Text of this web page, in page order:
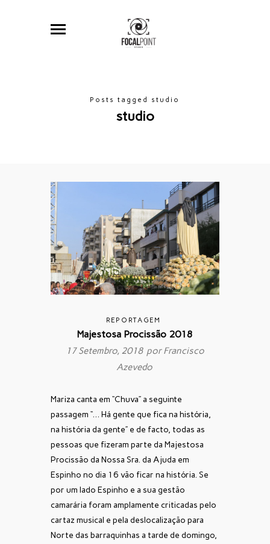
Posts tagged studio
studio
REPORTAGEM
Majestosa Procissão 2018
17 Setembro, 2018 porFrancisco
Azevedo
Mariza canta em “Chuva” a seguinte
passagem “… Há gente que fica na história,
na história da gente” e de facto, todas as
pessoas que fizeram parte da Majestosa
Procissão da Nossa Sra. da Ajuda em
Espinho no dia 16 vão ficar na história. Se
por um lado Espinho e a sua gestão
camarária foram amplamente criticadas pelo
cartaz musical e pela deslocalização para
Norte das barraquinhas a tarde de domingo,